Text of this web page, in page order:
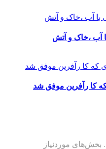
آب ،خاک و آتش
کا رآفرین موفق شد
بخش‌های موردنیاز